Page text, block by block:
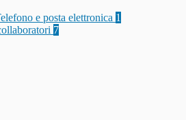
e posta elettronica 1
7